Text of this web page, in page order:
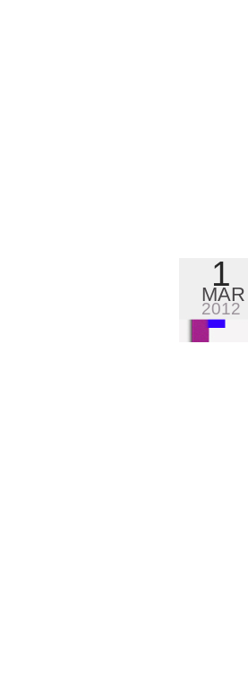
1
MAR
2012